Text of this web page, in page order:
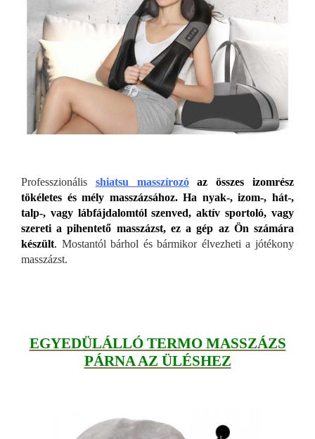
Professzionális shiatsu masszírozó
az összes izomrész
tökéletes és mély masszázsához. Ha nyak-, izom-, hát-,
talp-, vagy lábfájdalomtól szenved, aktív sportoló, vagy
szereti a pihentető masszázst, ez a gép az Ön számára
készült. Mostantól bárhol és bármikor élvezheti a jótékony
masszázst.
EGYEDÜLÁLLÓ TERMO MASSZÁZS
PÁRNA AZ ÜLÉSHEZ